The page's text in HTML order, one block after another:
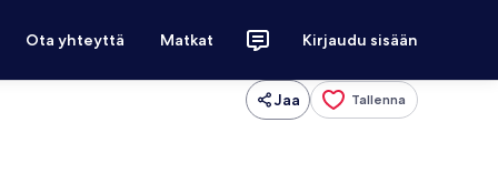
Ota yhteyttä Matkat Kirjaudu sisään
Jaa Tallenna